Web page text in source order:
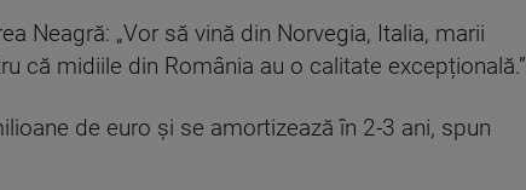
Neagră: „Vor să vină din Norvegia, Italia, marii
că midiile din România au o calitate excepțională.”
de euro și se amortizează în 2-3 ani, spun